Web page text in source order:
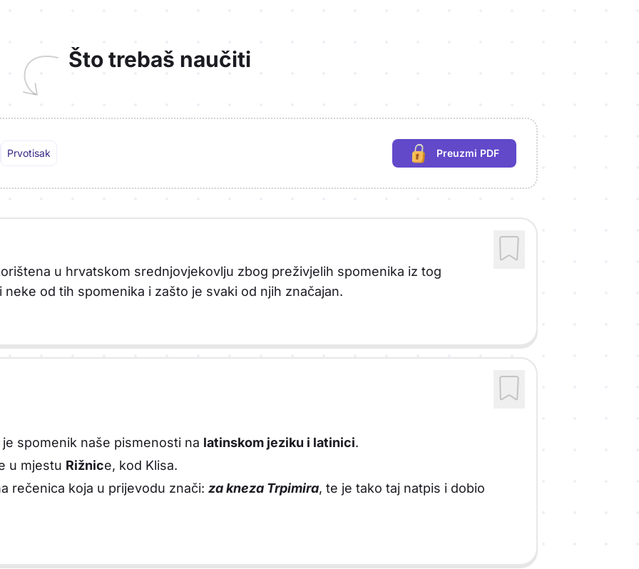
Što trebaš naučiti
Prvotisak Preuzmi PDF
(potrebna prijava)
u hrvatskom srednjovjekovlju zbog preživjelih spomenika iz tog
od tih spomenika i zašto je svaki od njih značajan.
spomenik naše pismenosti na latinskom jeziku i latinici.
u mjestu Rižnice, kod Klisa.
rečenica koja u prijevodu znači: za kneza Trpimira, te je tako taj natpis i dobio